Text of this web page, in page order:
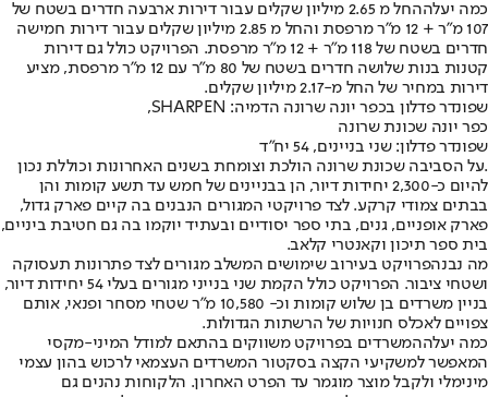
כמה יעלה
החל מ 2.65 מיליון שקלים עבור דירות ארבעה חדרים בשטח של
107 מ"ר + 12 מ"ר מרפסת והחל מ 2.85 מיליון שקלים עבור דירות חמישה
חדרים בשטח של 118 מ"ר + 12 מ"ר מרפסת. הפרויקט כולל גם דירות
קטנות בנות שלושה חדרים בשטח של 80 מ"ר עם 12 מ"ר מרפסת, מציע
דירות במחיר של החל מ-2.17 מיליון שקלים.
שפונדר פדלון בכפר יונה שרונה הדמיה: SHARPEN,
כפר יונה שכונת שרונה
שפונדר פדלון: שני בניינים, 54 יח"ד
.על הסביבה שכונת שרונה הולכת וצומחת בשנים האחרונות וכוללת נכון
להיום כ-2,300 יחידות דיור, הן בבניינים של חמש עד תשע קומות והן
בבתים צמודי קרקע. לצד פרויקטי המגורים הנבנים בה קיים פארק גדול,
פארק אופניים, גנים, בתי ספר יסודיים ובעתיד יוקמו בה גם חטיבת ביניים,
בית ספר תיכון וקאנטרי קלאב.
מה נבנהפרויקט בעירוב שימושים המשלב מגורים לצד פתרונות תעסוקה
ושטחי ציבור. הפרויקט כולל הקמת שני בנייני מגורים בעלי 54 יחידות דיור,
בניין משרדים בן שלוש קומות וכ- 10,580 מ"ר שטחי מסחר ופנאי, אותם
צפויים לאכלס חנויות של הרשתות הגדולות.
כמה יעלההמשרדים בפרויקט משווקים בהתאם למודל המיני-מקסי
המאפשר למשקיעי הקצה בסקטור המשרדים העצמאי לרכוש בהון עצמי
מינימלי ולקבל מוצר מוגמר עד הפרט האחרון. הלקוחות נהנים גם